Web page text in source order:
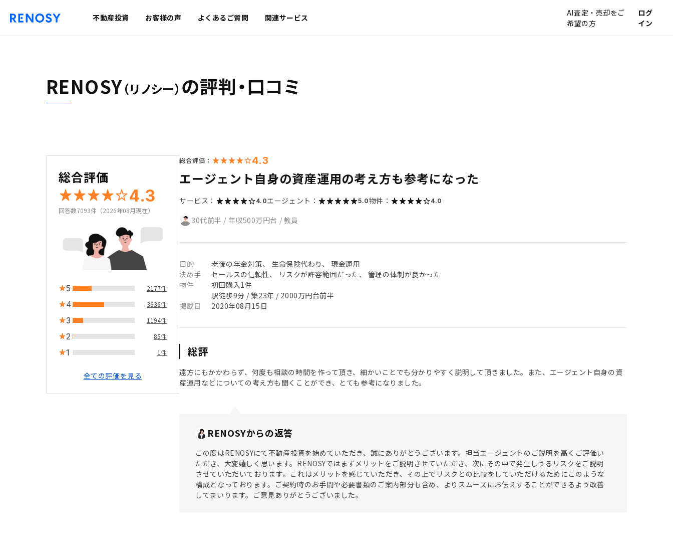
不動産投資 お客様の声 よくあるご質問 関連サービス
AI査定・売却をご
希望の方
ログ
イン
RENOSY（リノシー） の評判・口コミ
総合評価
4.3
回答数7093件（2026年08月現在）
5 2177件
4 3636件
3 1194件
2 85件
1 1件
全ての評価を見る
総合評価： 4.3
エージェント自身の資産運用の考え方も参考になった
サービス： 4.0エージェント： 5.0物件： 4.0
30代前半 / 年収500万円台 / 教員
目的
老後の年金対策、 生命保険代わり、 現金運用
決め手
セールスの信頼性、 リスクが許容範囲だった、 管理の体制が良かった
物件
初回購入1件
駅徒歩9分 / 築23年 / 2000万円台前半
掲載日
2020年08月15日
総評
遠方にもかかわらず、何度も相談の時間を作って頂き、細かいことでも分かりやすく説明して頂きました。また、エージェント自身の資
産運用などについての考え方も聞くことができ、とても参考になりました。
RENOSYからの返答
この度はRENOSYにて不動産投資を始めていただき、誠にありがとうございます。担当エージェントのご説明を高くご評価い
ただき、大変嬉しく思います。RENOSYではまずメリットをご説明させていただき、次にその中で発生しうるリスクをご説明
させていただいております。これはメリットを感じていただき、その上でリスクとの比較をしていただけるためにこのような
構成となっております。ご契約時のお手間や必要書類のご案内部分も含め、よりスムーズにお伝えすることができるよう改善
してまいります。ご意見ありがとうございました。